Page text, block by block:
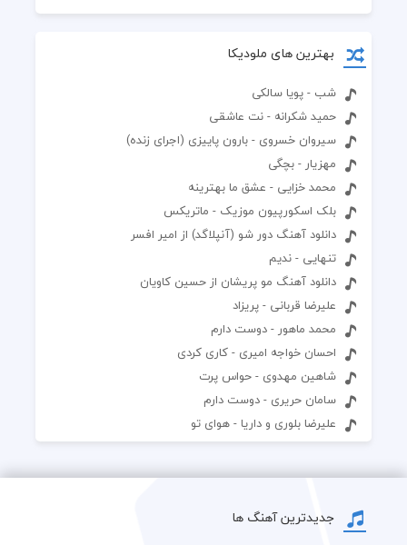
بهترین های ملودیکا
شب - پویا سالکی
حمید شکرانه - نت عاشقی
سیروان خسروی - بارون پاییزی (اجرای زنده)
مهزیار - بچگی
محمد خزایی - عشق ما بهترینه
بلک اسکورپیون موزیک - ماتریکس
دانلود آهنگ دور شو (آنپلاگد) از امیر افسر
تنهایی - ندیم
دانلود آهنگ مو پریشان از حسین کاویان
علیرضا قربانی - پریزاد
محمد ماهور - دوست دارم
احسان خواجه امیری - کاری کردی
شاهین مهدوی - حواس پرت
سامان حریری - دوست دارم
علیرضا بلوری و داریا - هوای تو
جدیدترین آهنگ ها